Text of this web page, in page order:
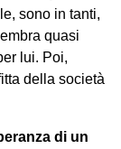
sono in tanti,
quasi
lui. Poi,
della società
di un